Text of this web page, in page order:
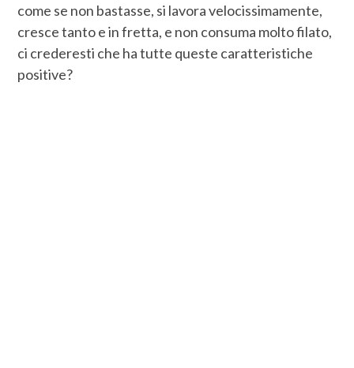
come se non bastasse, si lavora velocissimamente,
cresce tanto e in fretta, e non consuma molto filato,
ci crederesti che ha tutte queste caratteristiche
positive?